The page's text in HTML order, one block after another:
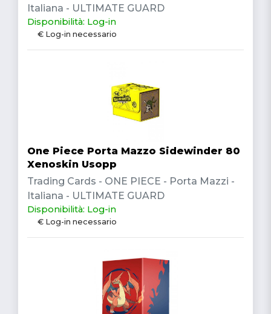
Italiana - ULTIMATE GUARD
Disponibilità: Log-in
€ Log-in necessario
One Piece Porta Mazzo Sidewinder 80
Xenoskin Usopp
Trading Cards - ONE PIECE - Porta Mazzi -
Italiana - ULTIMATE GUARD
Disponibilità: Log-in
€ Log-in necessario